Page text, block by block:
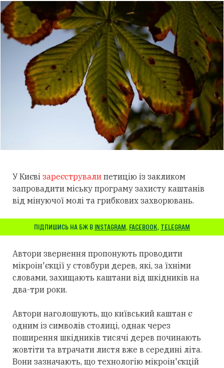
У Києві зареєстрували петицію із закликом
запровадити міську програму захисту каштанів
від мінуючої молі та грибкових захворювань.
ПІДПИШИСЬ НА БЖ В INSTAGRAM, FACEBOOK, TELEGRAM
Автори звернення пропонують проводити
мікроін'єкції у стовбури дерев, які, за їхніми
словами, захищають каштани від шкідників на
два-три роки.
Автори наголошують, що київський каштан є
одним із символів столиці, однак через
поширення шкідників тисячі дерев починають
жовтіти та втрачати листя вже в середині літа.
Вони зазначають, що технологію мікроін'єкцій